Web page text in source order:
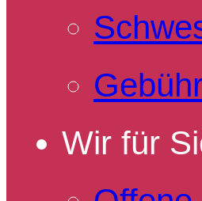
Wir für